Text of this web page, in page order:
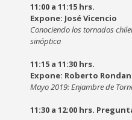
11:00 a 11:15 hrs.
Expone: José Vicencio
Conociendo los tornados
sinóptica
11:15 a 11:30 hrs.
Expone: Roberto
Mayo 2019: Enjambre de
11:30 a 12:00 hrs.